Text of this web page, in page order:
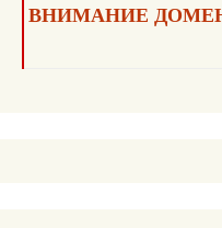
ВНИМАНИЕ ДОМЕН